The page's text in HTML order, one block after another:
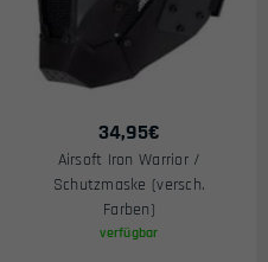
34,95€
Airsoft Iron Warrior /
Schutzmaske (versch.
Farben)
verfügbar